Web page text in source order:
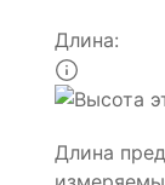
Длина:
Длина